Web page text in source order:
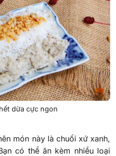
dừa cực ngon
món này là chuối xứ xanh,
có thể ăn kèm nhiều loại